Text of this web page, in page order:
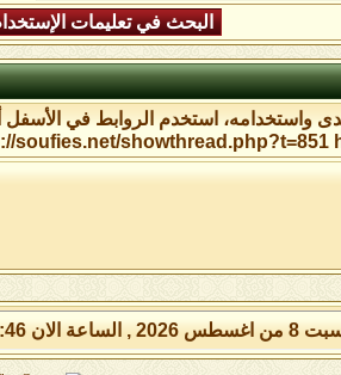
واستخدامه، استخدم الروابط في
2026 , الساعة الان 11:33:46 صباحاً.